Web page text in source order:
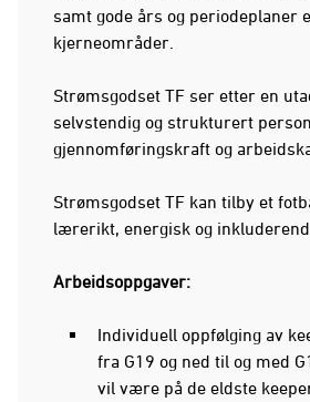
samt gode års og periodeplaner
kjerneområder.
Strømsgodset TF ser etter en
selvstendig og strukturert
gjennomføringskraft og
Strømsgodset TF kan tilby et
lærerikt, energisk og
Arbeidsoppgaver:
Individuell oppfølging av
fra G19 og ned til og med
vil være på de eldste